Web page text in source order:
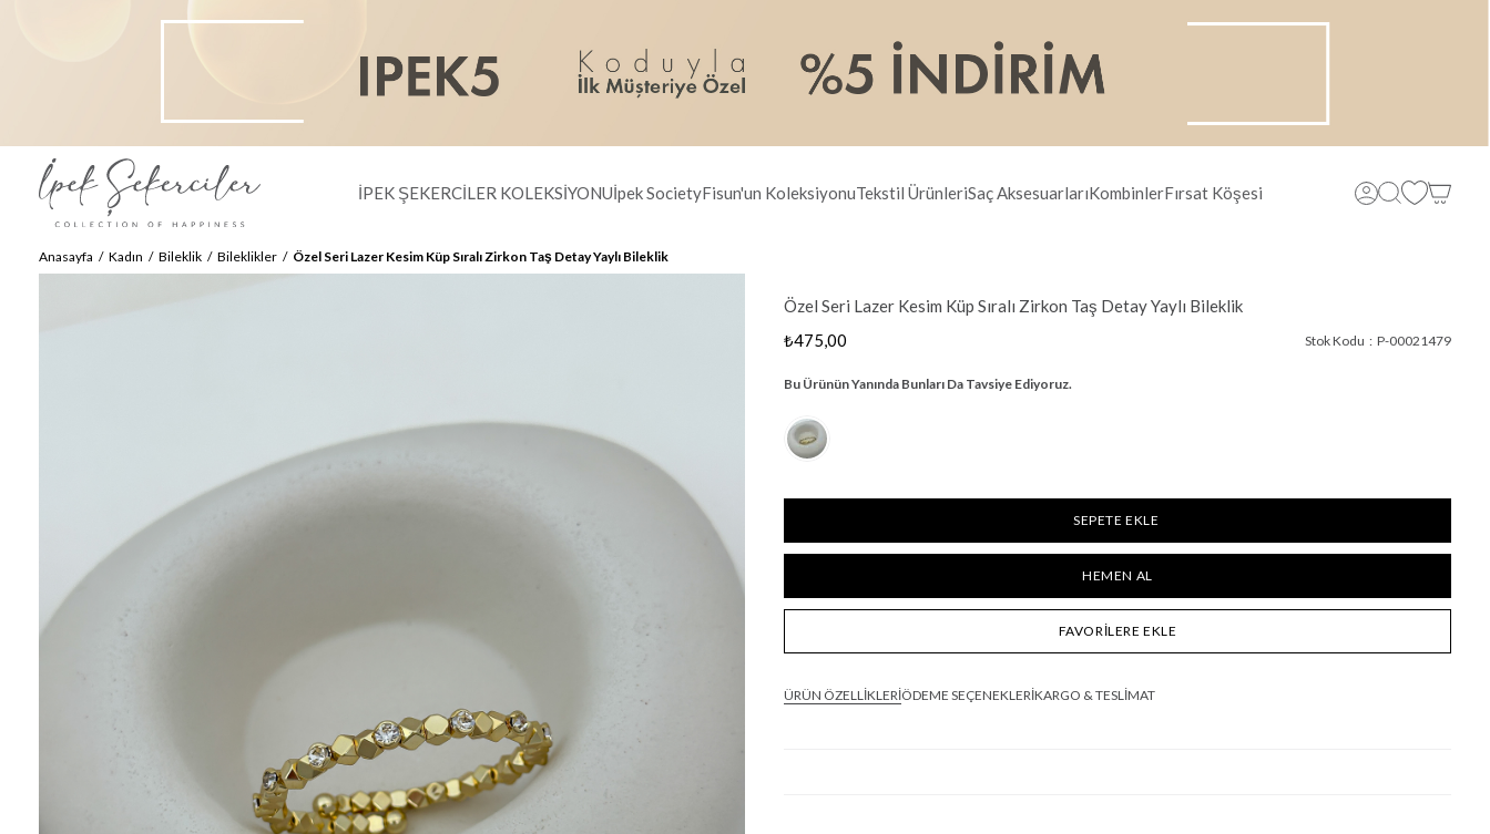
İPEK ŞEKERCİLER KOLEKSİYONUİpek SocietyFisun'un KoleksiyonuTekstil ÜrünleriSaç AksesuarlarıKombinlerFırsat Köşesi
Anasayfa Kadın Bileklik Bileklikler Özel Seri Lazer Kesim Küp Sıralı Zirkon Taş Detay Yaylı Bileklik
Özel Seri Lazer Kesim Küp Sıralı Zirkon Taş Detay Yaylı Bileklik
₺475,00
Stok Kodu P-00021479
Bu Ürünün Yanında Bunları Da Tavsiye Ediyoruz.
FAVORILERE EKLE
ÜRÜN ÖZELLIKLERIÖDEME SEÇENEKLERIKARGO & TESLİMAT